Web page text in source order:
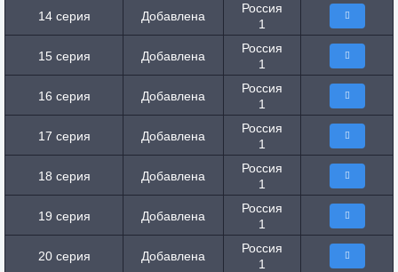
14 серия Добавлена
Россия
1
15 серия Добавлена
Россия
1
16 серия Добавлена
Россия
1
17 серия Добавлена
Россия
1
18 серия Добавлена
Россия
1
19 серия Добавлена
Россия
1
20 серия Добавлена
Россия
1